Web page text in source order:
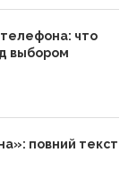
что
выбором
повний текст